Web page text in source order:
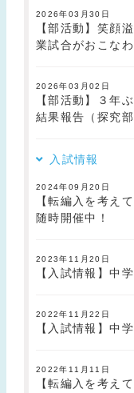
2026年03月30日
【部活動】笑顔
業試合がおこな
2026年03月02日
【部活動】３年
結果報告（探究
入試情報
2024年09月20日
【転編入を考え
随時開催中！
2023年11月20日
【入試情報】中
2022年11月22日
【入試情報】中
2022年11月11日
【転編入を考え